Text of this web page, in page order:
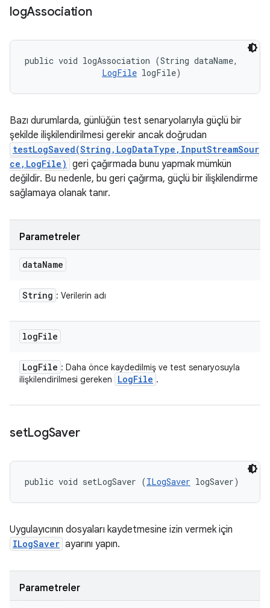
logAssociation
public void logAssociation (String dataName,
LogFile logFile)
Bazı durumlarda, günlüğün test senaryolarıyla güçlü bir
şekilde ilişkilendirilmesi gerekir ancak doğrudan
testLogSaved(String,LogDataType,InputStreamSour
ce,LogFile) geri çağırmada bunu yapmak mümkün
değildir. Bu nedenle, bu geri çağırma, güçlü bir ilişkilendirme
sağlamaya olanak tanır.
Parametreler
dataName
String : Verilerin adı
logFile
LogFile : Daha önce kaydedilmiş ve test senaryosuyla
ilişkilendirilmesi gereken
LogFile .
setLogSaver
public void setLogSaver (ILogSaver logSaver)
Uygulayıcının dosyaları kaydetmesine izin vermek için
ILogSaver ayarını yapın.
Parametreler